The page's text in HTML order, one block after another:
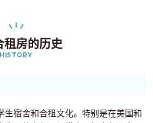
租房的历史
HISTORY
生宿舍和合租文化。特别是在美国和